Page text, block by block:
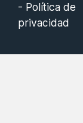
- Política de
privacidad